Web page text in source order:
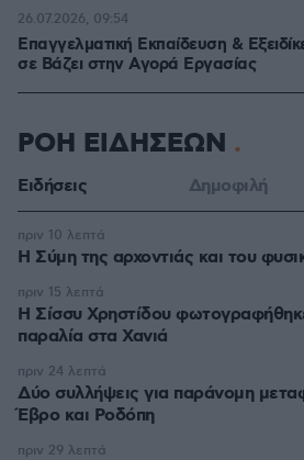
Επαγγελματική Εκπαίδευση &
σε Bάζει στην Aγορά Eργασίας
26.07.2026, 09:54
ΡΟΗ ΕΙΔΗΣΕΩΝ
Ειδήσεις Δημοφιλή
Η Σύμη της αρχοντιάς και του
πριν 10 λεπτά
Η Σίσσυ Χρηστίδου
παραλία στα Χανιά
πριν 15 λεπτά
Δύο συλλήψεις για παράνομη
Έβρο και Ροδόπη
πριν 24 λεπτά
πριν 29 λεπτά